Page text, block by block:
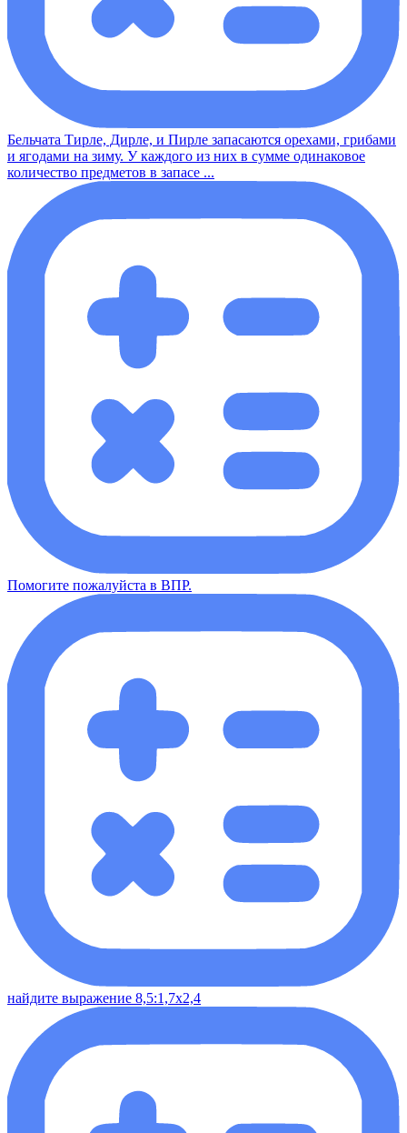
Бельчата Тирле, Дирле, и Пирле запасаются орехами, грибами
и ягодами на зиму. У каждого из них в сумме одинаковое
количество предметов в запасе ...
Помогите пожалуйста в ВПР.
найдите выражение 8,5:1,7х2,4